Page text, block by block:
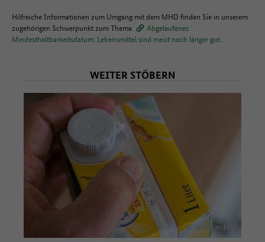
Hilfreiche Informationen zum Umgang mit dem MHD finden Sie in unserem
zugehörigen Schwerpunkt zum Thema
Abgelaufenes
Mindesthaltbarkeitsdatum: Lebensmittel sind meist noch länger gut.
WEITER STÖBERN
© Frank Lambert